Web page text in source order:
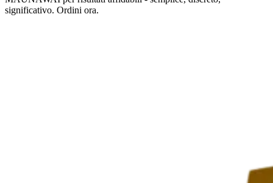
significativo. Ordini ora.